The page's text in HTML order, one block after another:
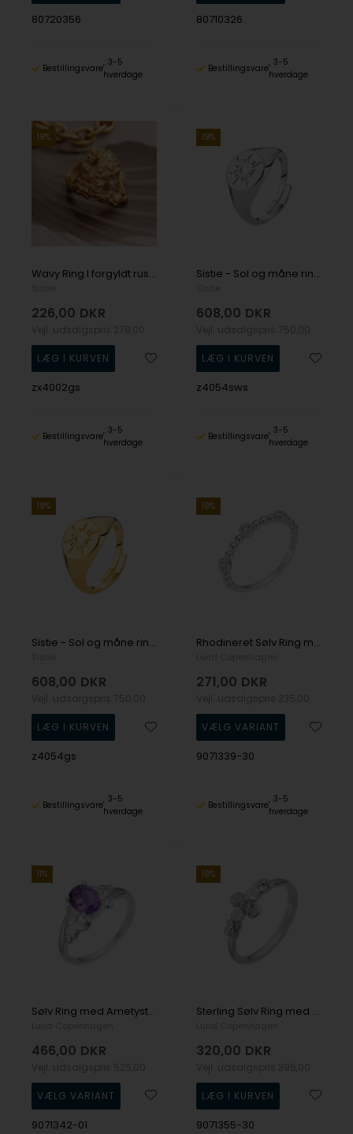
80720356
Bestillingsvare
3-5
hverdage
80710326
Bestillingsvare
3-5
hverdage
19%
Wavy Ring I forgyldt rustfrit stål - Xenia x Sistie 2nd
226,00 DKR
zx4002gs
Bestillingsvare
3-5
hverdage
19%
Sistie - Sol og måne ring I sterling sølv (justerbar)
608,00 DKR
z4054sws
Bestillingsvare
3-5
hverdage
19%
Sistie - Sol og måne ring I forgyldt sølv (justerbar)
608,00 DKR
z4054gs
Bestillingsvare
3-5
hverdage
19%
Rhodineret Sølv Ring med Kugler og Zirkoner - Lund
271,00 DKR
9071339-30
Bestillingsvare
3-5
hverdage
11%
Sølv Ring med Ametyst, 6x8 mm - Lund
466,00 DKR
9071342-01
19%
Sterling Sølv Ring med Blomst og Zirkoner - Lund
320,00 DKR
9071355-30